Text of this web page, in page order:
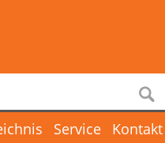
Kontakt
Service